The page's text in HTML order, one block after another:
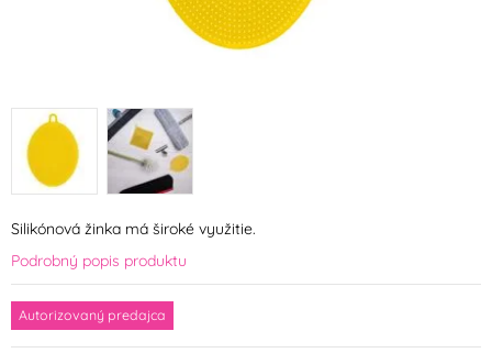
Silikónová žinka má široké využitie.
Podrobný popis produktu
Autorizovaný predajca